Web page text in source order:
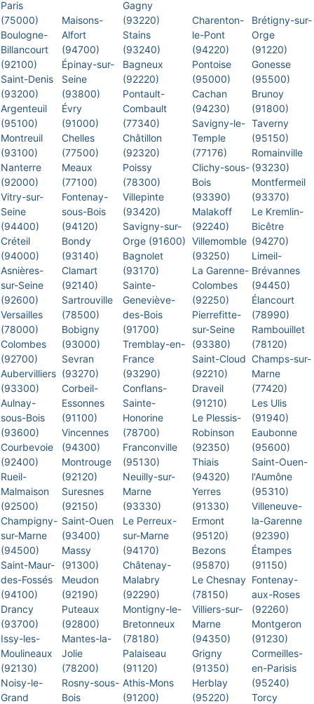
Paris
(75000)
Boulogne-
Billancourt
(92100)
Saint-Denis
(93200)
Argenteuil
(95100)
Montreuil
(93100)
Nanterre
(92000)
Vitry-sur-
Seine
(94400)
Créteil
(94000)
Asnières-
sur-Seine
(92600)
Versailles
(78000)
Colombes
(92700)
Aubervilliers
(93300)
Aulnay-
sous-Bois
(93600)
Courbevoie
(92400)
Rueil-
Malmaison
(92500)
Champigny-
sur-Marne
(94500)
Saint-Maur-
des-Fossés
(94100)
Drancy
(93700)
Issy-les-
Moulineaux
(92130)
Noisy-le-
Grand
Maisons-
Alfort
(94700)
Épinay-sur-
Seine
(93800)
Évry
(91000)
Chelles
(77500)
Meaux
(77100)
Fontenay-
sous-Bois
(94120)
Bondy
(93140)
Clamart
(92140)
Sartrouville
(78500)
Bobigny
(93000)
Sevran
(93270)
Corbeil-
Essonnes
(91100)
Vincennes
(94300)
Montrouge
(92120)
Suresnes
(92150)
Saint-Ouen
(93400)
Massy
(91300)
Meudon
(92190)
Puteaux
(92800)
Mantes-la-
Jolie
(78200)
Rosny-sous-
Bois
Gagny
(93220)
Stains
(93240)
Bagneux
(92220)
Pontault-
Combault
(77340)
Châtillon
(92320)
Poissy
(78300)
Villepinte
(93420)
Savigny-sur-
Orge (91600)
Bagnolet
(93170)
Sainte-
Geneviève-
des-Bois
(91700)
Tremblay-en-
France
(93290)
Conflans-
Sainte-
Honorine
(78700)
Franconville
(95130)
Neuilly-sur-
Marne
(93330)
Le Perreux-
sur-Marne
(94170)
Châtenay-
Malabry
(92290)
Montigny-le-
Bretonneux
(78180)
Palaiseau
(91120)
Athis-Mons
(91200)
Charenton-
le-Pont
(94220)
Pontoise
(95000)
Cachan
(94230)
Savigny-le-
Temple
(77176)
Clichy-sous-
Bois
(93390)
Malakoff
(92240)
Villemomble
(93250)
La Garenne-
Colombes
(92250)
Pierrefitte-
sur-Seine
(93380)
Saint-Cloud
(92210)
Draveil
(91210)
Le Plessis-
Robinson
(92350)
Thiais
(94320)
Yerres
(91330)
Ermont
(95120)
Bezons
(95870)
Le Chesnay
(78150)
Villiers-sur-
Marne
(94350)
Grigny
(91350)
Herblay
(95220)
Brétigny-sur-
Orge
(91220)
Gonesse
(95500)
Brunoy
(91800)
Taverny
(95150)
Romainville
(93230)
Montfermeil
(93370)
Le Kremlin-
Bicêtre
(94270)
Limeil-
Brévannes
(94450)
Élancourt
(78990)
Rambouillet
(78120)
Champs-sur-
Marne
(77420)
Les Ulis
(91940)
Eaubonne
(95600)
Saint-Ouen-
l'Aumône
(95310)
Villeneuve-
la-Garenne
(92390)
Étampes
(91150)
Fontenay-
aux-Roses
(92260)
Montgeron
(91230)
Cormeilles-
en-Parisis
(95240)
Torcy